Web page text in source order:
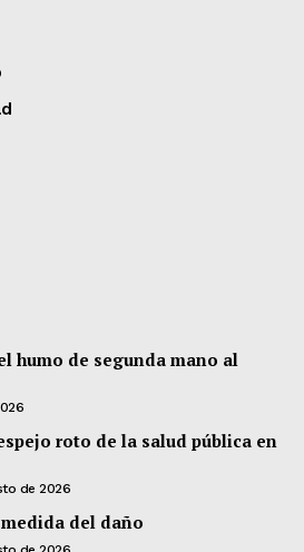
humo de segunda mano al
roto de la salud pública en
de 2026
del daño